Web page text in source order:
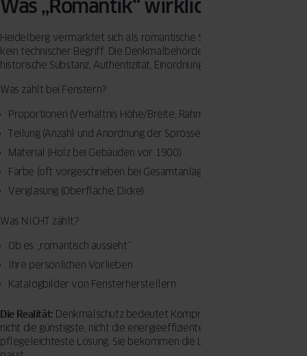
Was „Romantik“ wirklich bedeutet
Heidelberg vermarktet sich als romantische Stadt. Aber Romantik ist
kein technischer Begriff. Die Denkmalbehörde interessiert sich für:
historische Substanz, Authentizität, Einordnung ins Gesamtbild.
Was zählt bei Fenstern?
Proportionen (Verhältnis Höhe/Breite, Rahmenstärke)
Teilung (Anzahl und Anordnung der Sprossen)
Material (Holz bei Gebäuden vor 1900)
Farbe (oft vorgeschrieben bei Gesamtanlagen)
Verglasung (Oberfläche, Dicke)
Was NICHT zählt?
Ob es „romantisch aussieht“
Ihre persönlichen Vorlieben
Katalogbilder von Fensterherstellern
Die Realität: Denkmalschutz bedeutet Kompromisse. Sie bekommen
nicht die günstigste, nicht die energieeffizienteste, nicht die
pflegeleichteste Lösung. Sie bekommen die Lösung, die zum Haus